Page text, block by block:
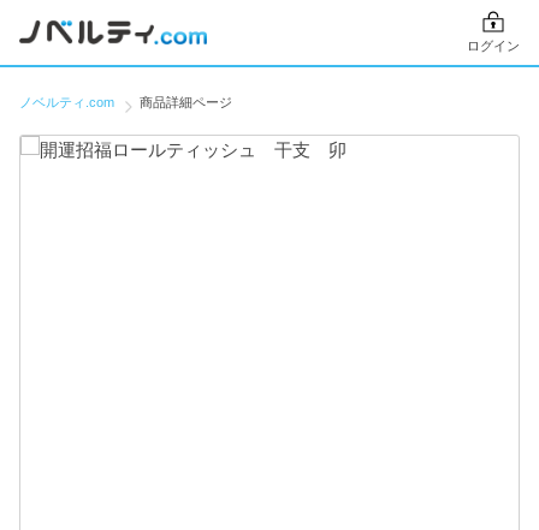
ログイン
ノベルティ.com 商品詳細ページ